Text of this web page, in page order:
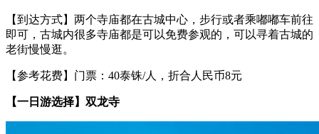
【到达方式】两个寺庙都在古城中心，步行或者乘嘟嘟车前往
即可，古城内很多寺庙都是可以免费参观的，可以寻着古城的
老街慢慢逛。
【参考花费】门票：40泰铢/人，折合人民币8元
【一日游选择】双龙寺